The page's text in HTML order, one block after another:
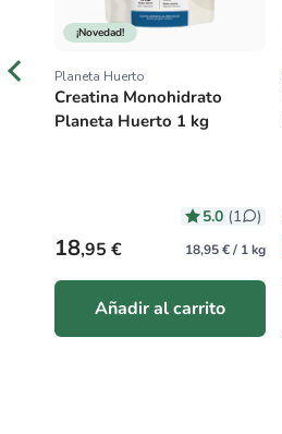
¡Novedad!
Proveedor:
Planeta Huerto
Miel Cruda de Eucalipto
Planeta Huerto 950 g
4.0 (1 )
Precio habitual
13,95 € 14,68 € / 1 kg
Añadir al carrito